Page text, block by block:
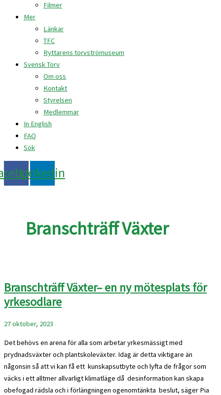
Filmer
Mer
Länkar
TFC
Ryttarens torvströmuseum
Svensk Torv
Om oss
Kontakt
Styrelsen
Medlemmar
In English
FAQ
Sök
Linkedin
Branschträff Växter
Branschträff Växter– en ny mötesplats för
yrkesodlare
27 oktober, 2023
Det behövs en arena för alla som arbetar yrkesmässigt med
prydnadsväxter och plantskoleväxter. Idag är detta viktigare än
någonsin så att vi kan få ett kunskapsutbyte och lyfta de frågor som
väcks i ett alltmer allvarligt klimatläge då desinformation kan skapa
obefogad rädsla och i förlängningen ogenomtänkta beslut, säger Pia